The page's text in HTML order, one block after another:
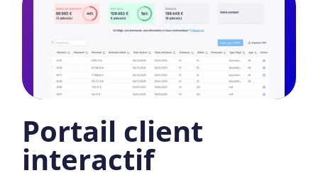
Portail client
interactif